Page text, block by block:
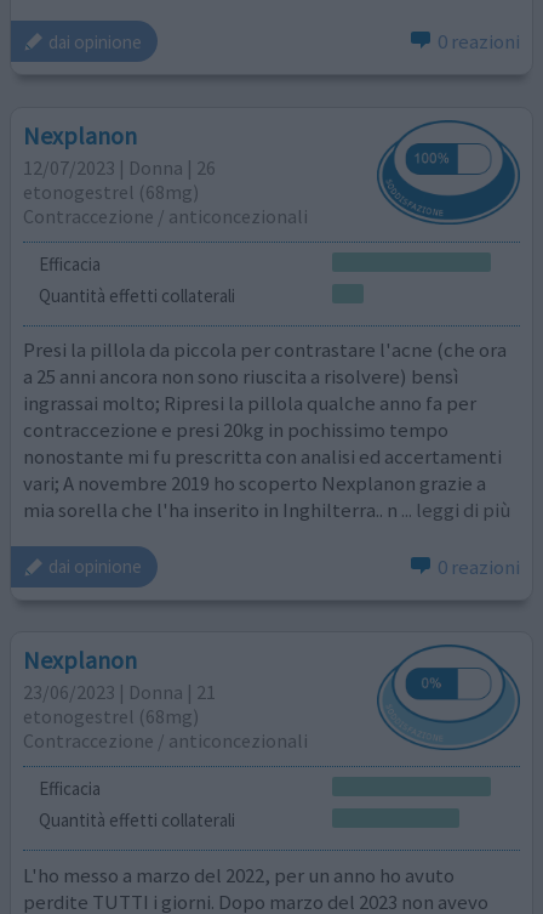
dai opinione 0 reazioni
Nexplanon
12/07/2023 | Donna | 26
etonogestrel (68mg)
Contraccezione / anticoncezionali
Efficacia
Quantità effetti collaterali
Presi la pillola da piccola per contrastare l'acne (che ora
a 25 anni ancora non sono riuscita a risolvere) bensì
ingrassai molto; Ripresi la pillola qualche anno fa per
contraccezione e presi 20kg in pochissimo tempo
nonostante mi fu prescritta con analisi ed accertamenti
vari; A novembre 2019 ho scoperto Nexplanon grazie a
mia sorella che l'ha inserito in Inghilterra.. n ... leggi di più
dai opinione 0 reazioni
Nexplanon
23/06/2023 | Donna | 21
etonogestrel (68mg)
Contraccezione / anticoncezionali
Efficacia
Quantità effetti collaterali
L'ho messo a marzo del 2022, per un anno ho avuto
perdite TUTTI i giorni. Dopo marzo del 2023 non avevo